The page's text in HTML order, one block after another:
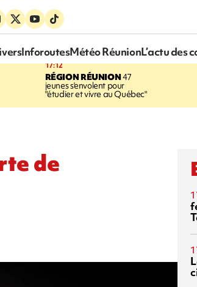
InforoutesMétéo RéunionL’actu des
17:12
RÉGION RÉUNION47
jeunes s'envolent pour
"étudier et vivre au Québec"
de